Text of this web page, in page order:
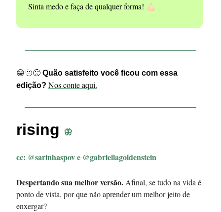
Sinta medo e faça de qualquer forma! 💪🏻
😁🫥🙁 Quão satisfeito você ficou com essa
edição? Nos conte aqui.
rising 🦋
cc: @sarinhaspov e @gabriellagoldenstein
Despertando sua melhor versão. Afinal, se tudo na vida é
ponto de vista, por que não aprender um melhor jeito de
enxergar?